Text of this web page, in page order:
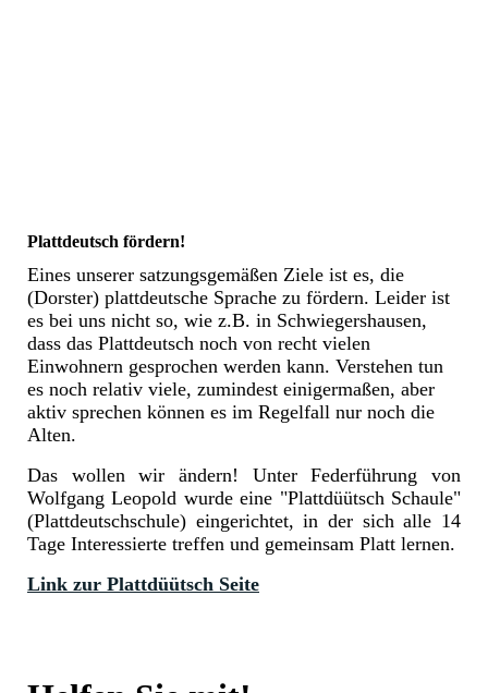
Plattdeutsch fördern!
Eines unserer satzungsgemäßen Ziele ist es, die
(Dorster) plattdeutsche Sprache zu fördern. Leider ist
es bei uns nicht so, wie z.B. in Schwiegershausen,
dass das Plattdeutsch noch von recht vielen
Einwohnern gesprochen werden kann. Verstehen tun
es noch relativ viele, zumindest einigermaßen, aber
aktiv sprechen können es im Regelfall nur noch die
Alten.
Das wollen wir ändern! Unter Federführung von
Wolfgang Leopold wurde eine "Plattdüütsch Schaule"
(Plattdeutschschule) eingerichtet, in der sich alle 14
Tage Interessierte treffen und gemeinsam Platt lernen.
Link zur Plattdüütsch Seite